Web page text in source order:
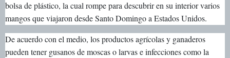
bolsa de plástico, la cual rompe para descubrir en su interior varios
mangos que viajaron desde Santo Domingo a Estados Unidos.
De acuerdo con el medio, los productos agrícolas y ganaderos
pueden tener gusanos de moscas o larvas e infecciones como la